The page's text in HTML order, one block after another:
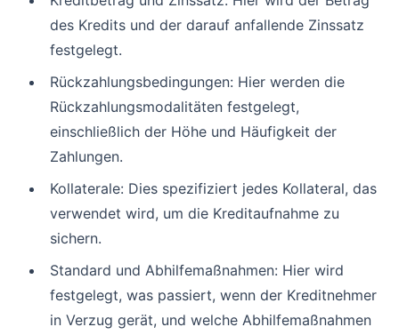
des Kredits und der darauf anfallende Zinssatz
festgelegt.
Rückzahlungsbedingungen: Hier werden die
Rückzahlungsmodalitäten festgelegt,
einschließlich der Höhe und Häufigkeit der
Zahlungen.
Kollaterale: Dies spezifiziert jedes Kollateral, das
verwendet wird, um die Kreditaufnahme zu
sichern.
Standard und Abhilfemaßnahmen: Hier wird
festgelegt, was passiert, wenn der Kreditnehmer
in Verzug gerät, und welche Abhilfemaßnahmen